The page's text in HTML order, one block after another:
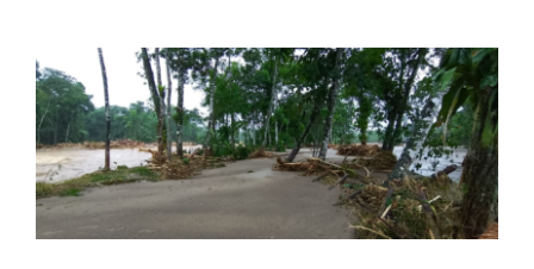
View
Larger
Image